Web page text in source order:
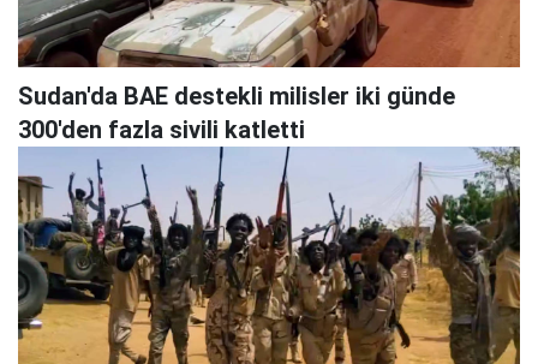
Sudan'da BAE destekli milisler iki günde
300'den fazla sivili katletti